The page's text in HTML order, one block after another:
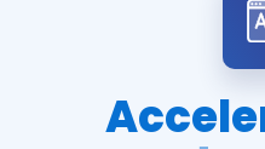
Şifremi
Remzi Hoca ile seni sınava